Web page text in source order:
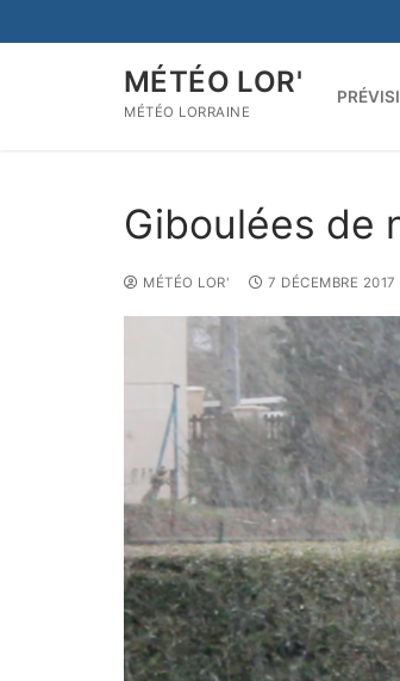
au
MÉTÉO LOR'
MÉTÉO LORRAINE
Giboulées de
MÉTÉO LOR' 7 DÉCEMBRE 2017